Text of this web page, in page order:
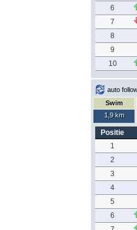
6
7
8
9
10
auto
Swim
1,9 km
Positie
1
2
3
4
5
6